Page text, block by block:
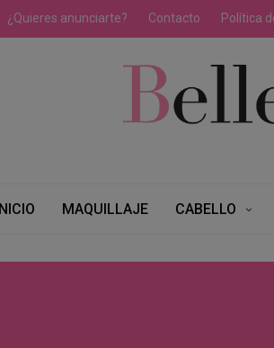
¿Quieres anunciarte? Contacto Política
INICIO MAQUILLAJE CABELLO